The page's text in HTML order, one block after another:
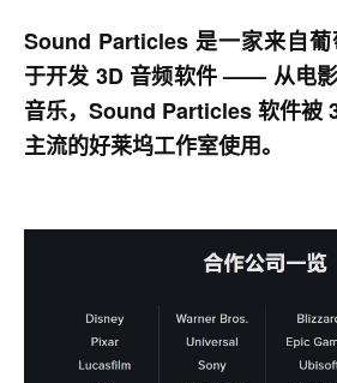
Sound Particles 是一家来自
于开发 3D 音频软件 —— 从电
音乐，Sound Particles 软件被
主流的好莱坞工作室使用。